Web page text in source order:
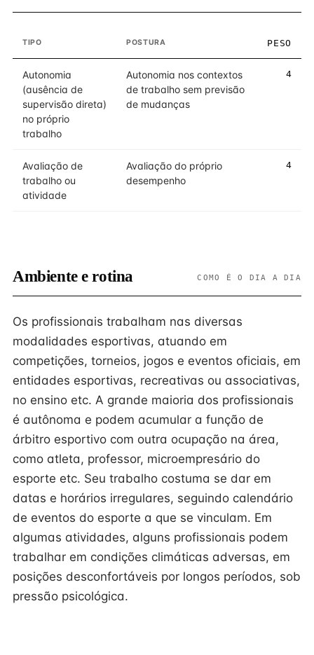
TIPO POSTURA PESO
Autonomia
(ausência de
supervisão direta)
no próprio
trabalho
Autonomia nos contextos
de trabalho sem previsão
de mudanças
4
Avaliação de
trabalho ou
atividade
Avaliação do próprio
desempenho
4
Ambiente e rotina COMO É O DIA A DIA
Os profissionais trabalham nas diversas
modalidades esportivas, atuando em
competições, torneios, jogos e eventos oficiais, em
entidades esportivas, recreativas ou associativas,
no ensino etc. A grande maioria dos profissionais
é autônoma e podem acumular a função de
árbitro esportivo com outra ocupação na área,
como atleta, professor, microempresário do
esporte etc. Seu trabalho costuma se dar em
datas e horários irregulares, seguindo calendário
de eventos do esporte a que se vinculam. Em
algumas atividades, alguns profissionais podem
trabalhar em condições climáticas adversas, em
posições desconfortáveis por longos períodos, sob
pressão psicológica.